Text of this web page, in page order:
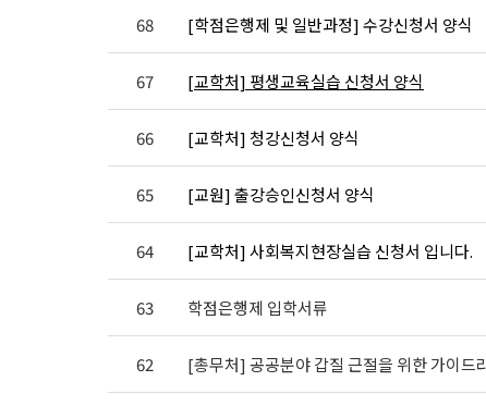
68 [학점은행제 및 일반과정] 수강신청서 양식
67 [교학처] 평생교육실습 신청서 양식
66 [교학처] 청강신청서 양식
65 [교원] 출강승인신청서 양식
64 [교학처] 사회복지현장실습 신청서 입니다.
63 학점은행제 입학서류
62 [총무처] 공공분야 갑질 근절을 위한 가이드